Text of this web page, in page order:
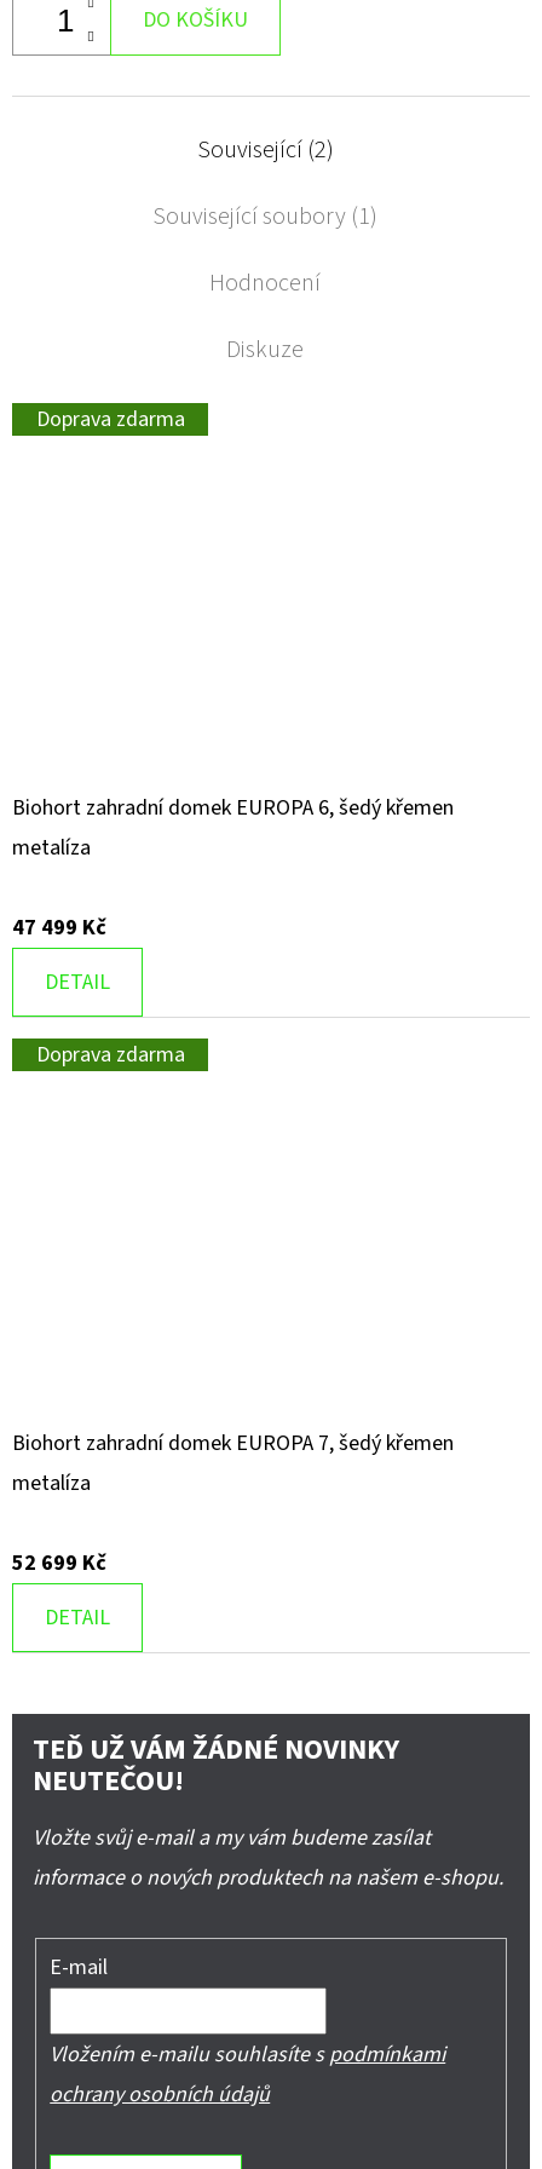
DO KOŠÍKU
Související (2)
Související soubory (1)
Hodnocení
Diskuze
Doprava zdarma
Biohort zahradní domek EUROPA 6, šedý křemen
metalíza
47 499 Kč
DETAIL
Doprava zdarma
Biohort zahradní domek EUROPA 7, šedý křemen
metalíza
52 699 Kč
DETAIL
TEĎ UŽ VÁM ŽÁDNÉ NOVINKY
NEUTEČOU!
Vložte svůj e-mail a my vám budeme zasílat
informace o nových produktech na našem e-shopu.
E-mail
Vložením e-mailu souhlasíte spodmínkami
ochrany osobních údajů